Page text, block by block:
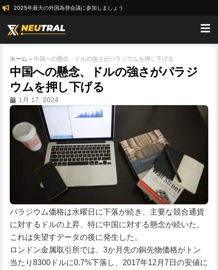
2025年最大の外国為替会議に参加しましょう
ホーム » 中国への懸念、ドルの強さがパラジウムを押し下げる
中国への懸念、ドルの強さがパラジ
ウムを押し下げる
1月 17, 2024
パラジウム価格は水曜日に下落が続き、主要な競合通貨
に対するドルの上昇、特に中国に対する懸念が続いた。
これは失望すデータの後に発生した。
ロンドン金属取引所では、3か月先の銅先物価格がトン
当たり8300ドルに0.7%下落し、2017年12月7日の安値に